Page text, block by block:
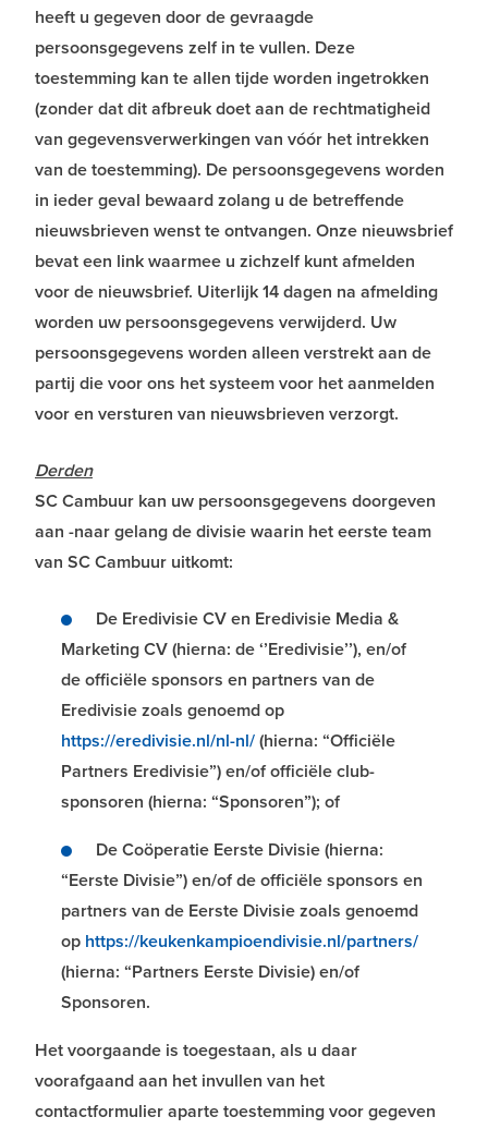
heeft u gegeven door de gevraagde
persoonsgegevens zelf in te vullen. Deze
toestemming kan te allen tijde worden ingetrokken
(zonder dat dit afbreuk doet aan de rechtmatigheid
van gegevensverwerkingen van vóór het intrekken
van de toestemming). De persoonsgegevens worden
in ieder geval bewaard zolang u de betreffende
nieuwsbrieven wenst te ontvangen. Onze nieuwsbrief
bevat een link waarmee u zichzelf kunt afmelden
voor de nieuwsbrief. Uiterlijk 14 dagen na afmelding
worden uw persoonsgegevens verwijderd. Uw
persoonsgegevens worden alleen verstrekt aan de
partij die voor ons het systeem voor het aanmelden
voor en versturen van nieuwsbrieven verzorgt.
Derden
SC Cambuur kan uw persoonsgegevens doorgeven
aan -naar gelang de divisie waarin het eerste team
van SC Cambuur uitkomt:
De Eredivisie CV en Eredivisie Media &
Marketing CV (hierna: de ‘’Eredivisie’’), en/of
de officiële sponsors en partners van de
Eredivisie zoals genoemd op
https://eredivisie.nl/nl-nl/(hierna: “Officiële
Partners Eredivisie”) en/of officiële club-
sponsoren (hierna: “Sponsoren”); of
De Coöperatie Eerste Divisie (hierna:
“Eerste Divisie”) en/of de officiële sponsors en
partners van de Eerste Divisie zoals genoemd
op https://keukenkampioendivisie.nl/partners/
(hierna: “Partners Eerste Divisie) en/of
Sponsoren.
Het voorgaande is toegestaan, als u daar
voorafgaand aan het invullen van het
contactformulier aparte toestemming voor gegeven